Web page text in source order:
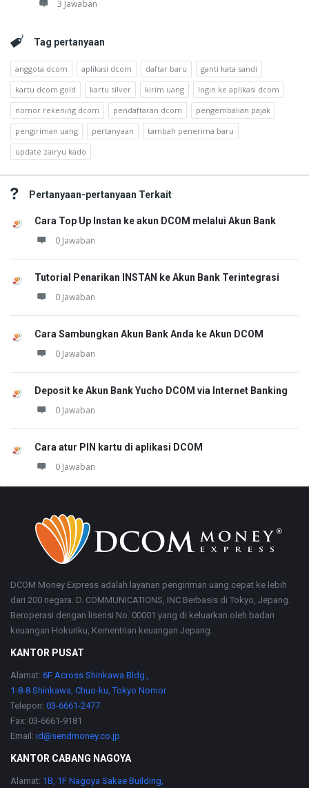
3 Jawaban
Tag pertanyaan
anggota dcom aplikasi dcom daftar baru
ganti kata sandi
kartu dcom gold
kartu silver kirim uang
login ke aplikasi dcom
nomor rekening dcom
pendaftaran dcom
pengembalian pajak
pengiriman uang
pertanyaan
tambah penerima baru
update zairyu kado
Pertanyaan-pertanyaan Terkait
Cara Top Up Instan ke akun DCOM melalui Akun Bank
0 Jawaban
Tutorial Penarikan INSTAN ke Akun Bank Terintegrasi
0 Jawaban
Cara Sambungkan Akun Bank Anda ke Akun DCOM
0 Jawaban
Deposit ke Akun Bank Yucho DCOM via Internet Banking
0 Jawaban
Cara atur PIN kartu di aplikasi DCOM
0 Jawaban
DCOM Money Express adalah layanan pengiriman uang cepat ke lebih
dari 200 negara. D. COMMUNICATIONS, INC Berbasis di Tokyo, Jepang.
Beroperasi dengan lisensi No. 00001 yang di keluarkan oleh badan
keuangan Hokuriku, Kementrian keuangan Jepang.
KANTOR PUSAT
Alamat: 6F Across Shinkawa Bldg.,
1-8-8 Shinkawa, Chuo-ku, Tokyo Nomor
Telepon: 03-6661-2477
Fax: 03-6661-9181
Email: id@sendmoney.co.jp
KANTOR CABANG NAGOYA
Alamat: 1B, 1F Nagoya Sakae Building,